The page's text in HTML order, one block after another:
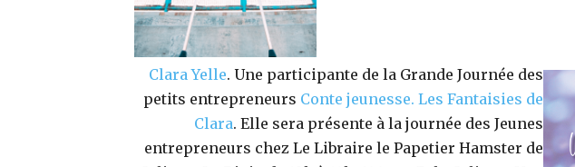
Clara Yelle. Une participante de la Grande Journée des
petits entrepreneurs Conte jeunesse. Les Fantaisies de
Clara. Elle sera présente à la journée des Jeunes
entrepreneurs chez Le Libraire le Papetier Hamster de